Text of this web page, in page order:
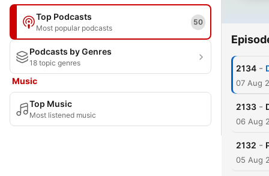
Top Podcasts
Most popular podcasts
50
Podcasts by Genres
18 topic genres
Music
Top Music
Most listened music
2134 -
07 Aug
2133 -
06 Aug
2132 -
05 Aug